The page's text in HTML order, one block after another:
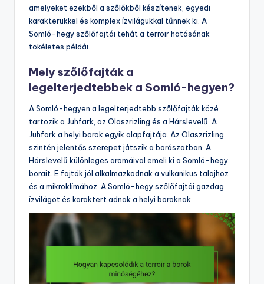
amelyeket ezekből a szőlőkből készítenek, egyedi
karakterükkel és komplex ízvilágukkal tűnnek ki. A
Somló-hegy szőlőfajtái tehát a terroir hatásának
tökéletes példái.
Mely szőlőfajták a
legelterjedtebbek a Somló-hegyen?
A Somló-hegyen a legelterjedtebb szőlőfajták közé
tartozik a Juhfark, az Olaszrizling és a Hárslevelű. A
Juhfark a helyi borok egyik alapfajtája. Az Olaszrizling
szintén jelentős szerepet játszik a borászatban. A
Hárslevelű különleges aromáival emeli ki a Somló-hegy
borait. E fajták jól alkalmazkodnak a vulkanikus talajhoz
és a mikroklímához. A Somló-hegy szőlőfajtái gazdag
ízvilágot és karaktert adnak a helyi boroknak.